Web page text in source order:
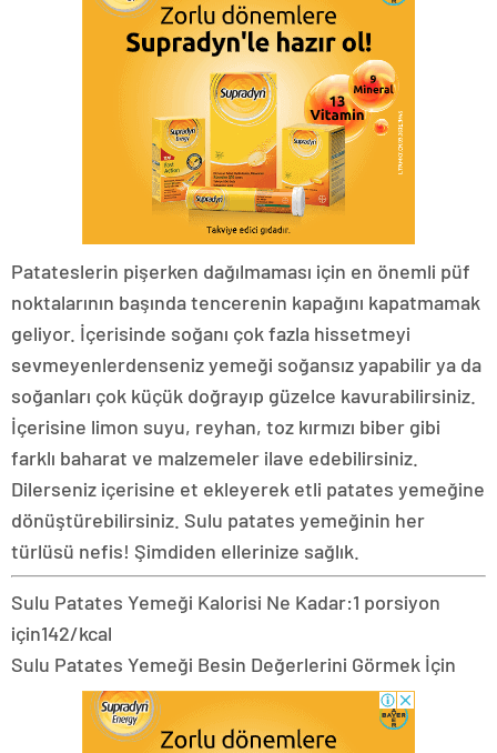
Patateslerin pişerken dağılmaması için en önemli püf
noktalarının başında tencerenin kapağını kapatmamak
geliyor. İçerisinde soğanı çok fazla hissetmeyi
sevmeyenlerdenseniz yemeği soğansız yapabilir ya da
soğanları çok küçük doğrayıp güzelce kavurabilirsiniz.
İçerisine limon suyu, reyhan, toz kırmızı biber gibi
farklı baharat ve malzemeler ilave edebilirsiniz.
Dilerseniz içerisine et ekleyerek etli patates yemeğine
dönüştürebilirsiniz. Sulu patates yemeğinin her
türlüsü nefis! Şimdiden ellerinize sağlık.
Sulu Patates Yemeği Kalorisi Ne Kadar:1 porsiyon
için142/kcal
Sulu Patates Yemeği Besin Değerlerini Görmek İçin